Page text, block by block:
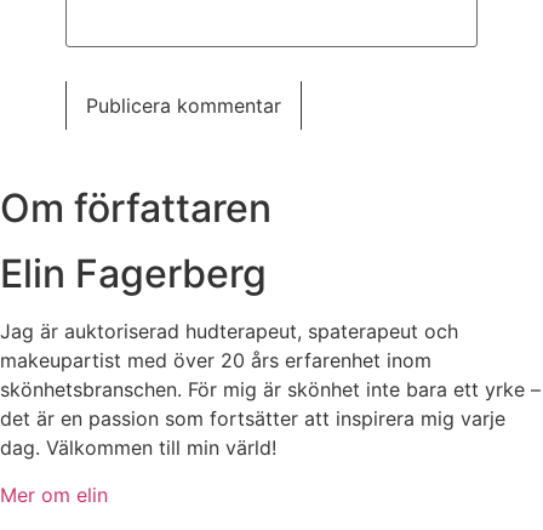
Om författaren
Elin Fagerberg
Jag är auktoriserad hudterapeut, spaterapeut och
makeupartist med över 20 års erfarenhet inom
skönhetsbranschen. För mig är skönhet inte bara ett yrke –
det är en passion som fortsätter att inspirera mig varje
dag. Välkommen till min värld!
Mer om elin